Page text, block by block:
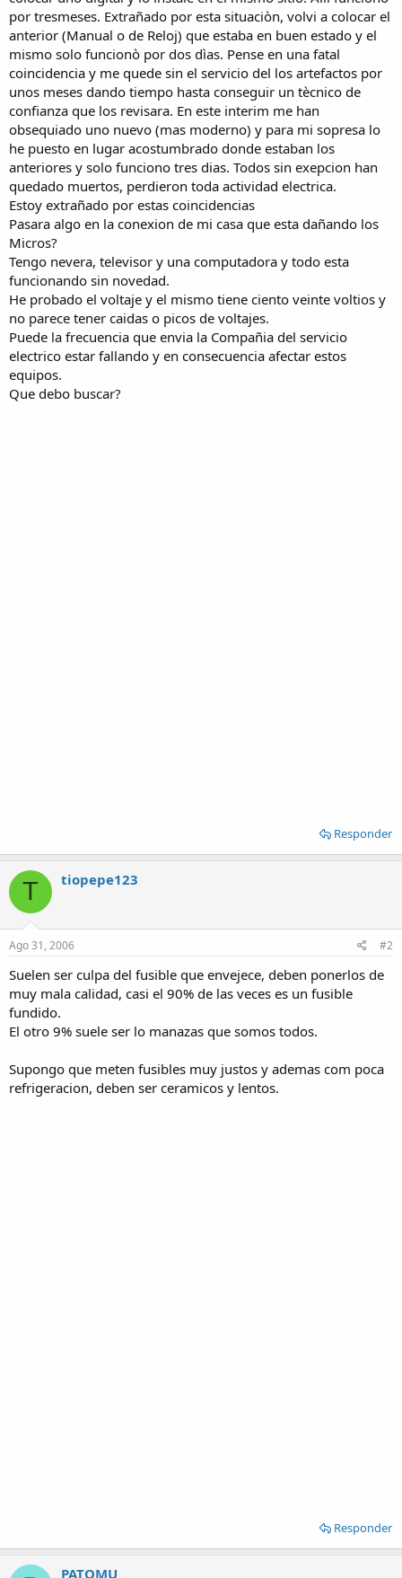
por tresmeses. Extrañado por esta situaciòn, volvi a colocar el
anterior (Manual o de Reloj) que estaba en buen estado y el
mismo solo funcionò por dos dìas. Pense en una fatal
coincidencia y me quede sin el servicio del los artefactos por
unos meses dando tiempo hasta conseguir un tècnico de
confianza que los revisara. En este interim me han
obsequiado uno nuevo (mas moderno) y para mi sopresa lo
he puesto en lugar acostumbrado donde estaban los
anteriores y solo funciono tres dias. Todos sin exepcion han
quedado muertos, perdieron toda actividad electrica.
Estoy extrañado por estas coincidencias
Pasara algo en la conexion de mi casa que esta dañando los
Micros?
Tengo nevera, televisor y una computadora y todo esta
funcionando sin novedad.
He probado el voltaje y el mismo tiene ciento veinte voltios y
no parece tener caidas o picos de voltajes.
Puede la frecuencia que envia la Compañia del servicio
electrico estar fallando y en consecuencia afectar estos
equipos.
Que debo buscar?
Responder
T tiopepe123
Ago 31, 2006 #2
Suelen ser culpa del fusible que envejece, deben ponerlos de
muy mala calidad, casi el 90% de las veces es un fusible
fundido.
El otro 9% suele ser lo manazas que somos todos.
Supongo que meten fusibles muy justos y ademas com poca
refrigeracion, deben ser ceramicos y lentos.
Responder
PATOMU